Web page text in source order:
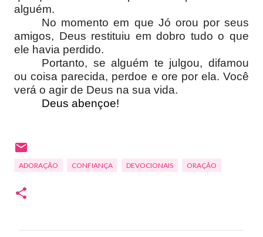
alguém.
No momento em que Jó orou por seus
amigos, Deus restituiu em dobro tudo o que
ele havia perdido.
Portanto, se alguém te julgou, difamou
ou coisa parecida, perdoe e ore por ela. Você
verá o agir de Deus na sua vida.
Deus abençoe!
ADORAÇÃO CONFIANÇA DEVOCIONAIS ORAÇÃO